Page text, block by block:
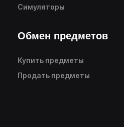
Симуляторы
Обмен предметов
Купить предметы
Продать предметы